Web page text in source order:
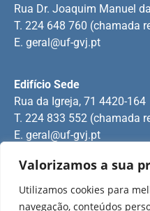
Valorizamos a sua
Utilizamos cookies para
navegação, conteúdos
Rua Manuel Pinto Martins
Edifício Sede
Rua da Igreja, 71 4420-164
T. 224 833 552 (chamada
E. geral@uf-gvj.pt
Rua Dr. Joaquim Manuel
T. 224 648 760 (chamada
E. geral@uf-gvj.pt